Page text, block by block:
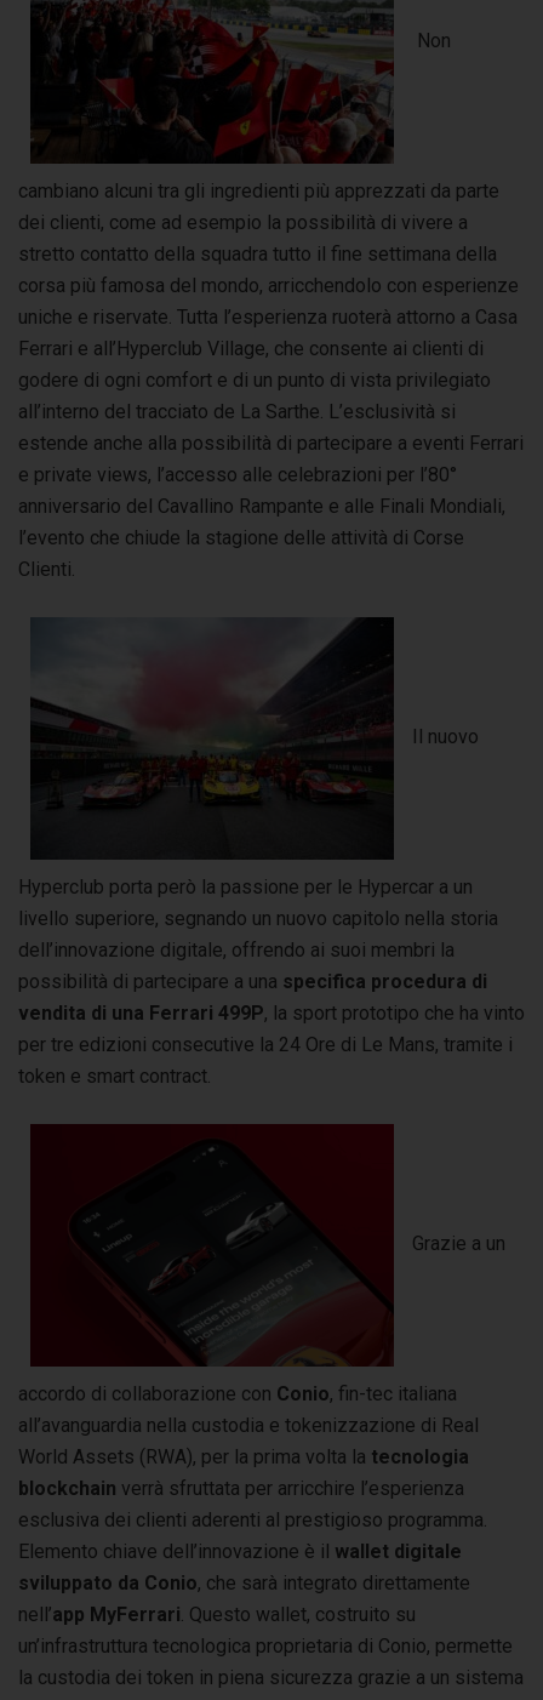
Non
cambiano alcuni tra gli ingredienti più apprezzati da parte
dei clienti, come ad esempio la possibilità di vivere a
stretto contatto della squadra tutto il fine settimana della
corsa più famosa del mondo, arricchendolo con esperienze
uniche e riservate. Tutta l’esperienza ruoterà attorno a Casa
Ferrari e all’Hyperclub Village, che consente ai clienti di
godere di ogni comfort e di un punto di vista privilegiato
all’interno del tracciato de La Sarthe. L’esclusività si
estende anche alla possibilità di partecipare a eventi Ferrari
e private views, l’accesso alle celebrazioni per l’80°
anniversario del Cavallino Rampante e alle Finali Mondiali,
l’evento che chiude la stagione delle attività di Corse
Clienti.
Il nuovo
Hyperclub porta però la passione per le Hypercar a un
livello superiore, segnando un nuovo capitolo nella storia
dell’innovazione digitale, offrendo ai suoi membri la
possibilità di partecipare a una specifica procedura di
vendita di una Ferrari 499P, la sport prototipo che ha vinto
per tre edizioni consecutive la 24 Ore di Le Mans, tramite i
token e smart contract.
Grazie a un
accordo di collaborazione con Conio, fin-tec italiana
all’avanguardia nella custodia e tokenizzazione di Real
World Assets (RWA), per la prima volta la tecnologia
blockchain verrà sfruttata per arricchire l’esperienza
esclusiva dei clienti aderenti al prestigioso programma.
Elemento chiave dell’innovazione è il wallet digitale
sviluppato da Conio, che sarà integrato direttamente
nell’app MyFerrari . Questo wallet, costruito su
un’infrastruttura tecnologica proprietaria di Conio, permette
la custodia dei token in piena sicurezza grazie a un sistema